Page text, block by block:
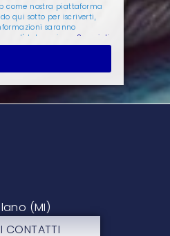
come nostra piattaforma
qui sotto per iscriverti,
saranno
l'elaborazione. Scopri di
di Mailchimp.
(MI)
CONTATTI